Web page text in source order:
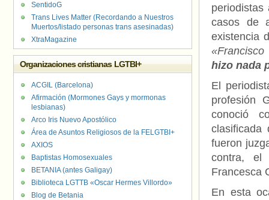
periodistas
casos de
existencia
hizo nada
El
profesión
conoció
clasificada
fueron
contra, el
Francesca
En esta
SentidoG
Trans Lives Matter (Recordando a Nuestros
Muertos/listado personas trans asesinadas)
XtraMagazine
Organizaciones cristianas LGTBI+
ACGIL (Barcelona)
Afirmación (Mormones Gays y mormonas
lesbianas)
Arco Iris Nuevo Apostólico
Área de Asuntos Religiosos de la FELGTBI+
AXIOS
Baptistas Homosexuales
BETANIA (antes Galigay)
Biblioteca LGTTB «Oscar Hermes Villordo»
Blog de Betania